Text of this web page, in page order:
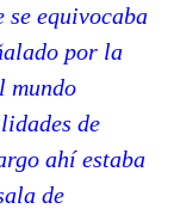
se equivocaba
por la
mundo
de
ahí estaba
de